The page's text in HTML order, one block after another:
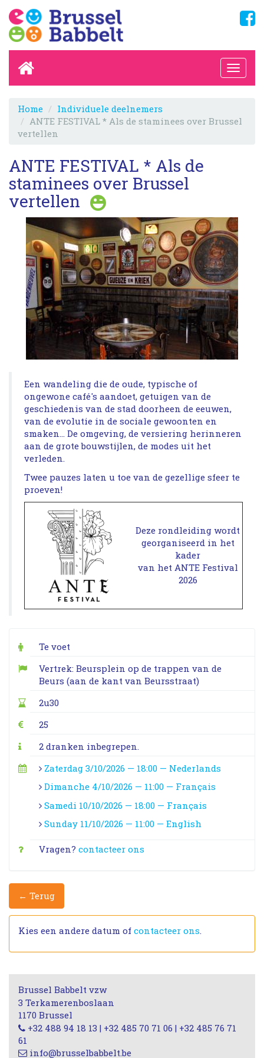
Home
Individuele deelnemers
ANTE FESTIVAL * Als de staminees over Brussel
vertellen
ANTE FESTIVAL * Als de
staminees over Brussel
vertellen
Een wandeling die de oude, typische of
ongewone café's aandoet, getuigen van de
geschiedenis van de stad doorheen de eeuwen,
van de evolutie in de sociale gewoonten en
smaken... De omgeving, de versiering herinneren
aan de grote bouwstijlen, de modes uit het
verleden.
Twee pauzes laten u toe van de gezellige sfeer te
proeven!
Deze rondleiding wordt
georganiseerd in het
kader
van het ANTE Festival
2026
Te voet
Vertrek: Beursplein op de trappen van de
Beurs (aan de kant van Beursstraat)
2u30
25
2 dranken inbegrepen.
Zaterdag 3/10/2026 — 18:00 — Nederlands
Dimanche 4/10/2026 — 11:00 — Français
Samedi 10/10/2026 — 18:00 — Français
Sunday 11/10/2026 — 11:00 — English
Vragen? contacteer ons
← Terug
Kies een andere datum of contacteer ons
Brussel Babbelt vzw
3 Terkamerenboslaan
1170 Brussel
+32 488 94 18 13 | +32 485 70 71 06 | +32 485 76 71
61
info@brusselbabbelt.be